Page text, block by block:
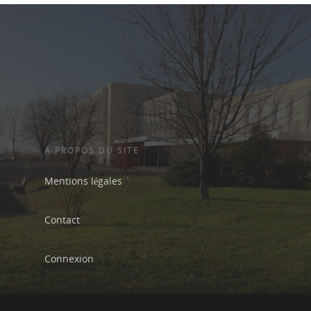
A PROPOS DU SITE
Mentions légales
Contact
Connexion
Charte informatique
fonds sociaux
Le règlement de la
restauration